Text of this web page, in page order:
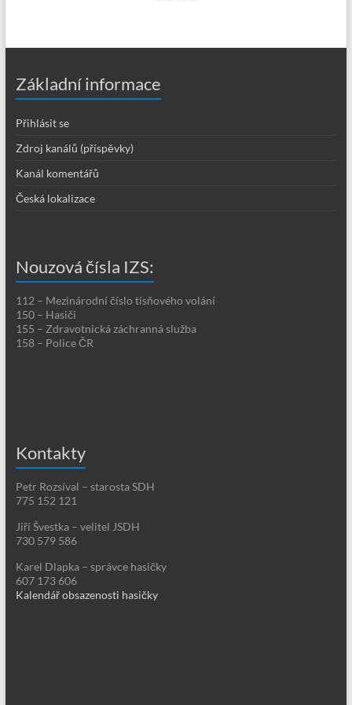
Základní informace
Přihlásit se
Zdroj kanálů (příspěvky)
Kanál komentářů
Česká lokalizace
Nouzová čísla IZS:
112 – Mezinárodní číslo tísňového volání
150 – Hasiči
155 – Zdravotnická záchranná služba
158 – Police ČR
Kontakty
Petr Rozsíval – starosta SDH
775 152 121
Jiří Švestka – velitel JSDH
730 579 586
Karel Dlapka – správce hasičky
607 173 606
Kalendář obsazenosti hasičky